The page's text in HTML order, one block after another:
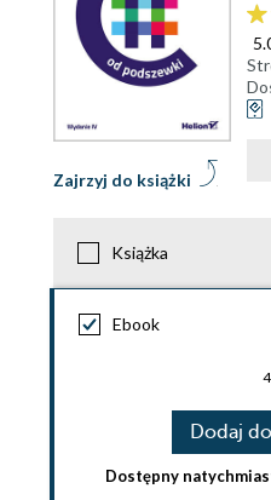
Zajrzyj do książki
Książka
Ebook
Dodaj
Dostępny